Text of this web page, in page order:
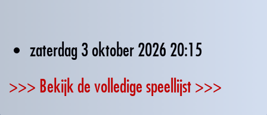
zaterdag 3 oktober 2026 20:15
>>> Bekijk de volledige speellijst >>>